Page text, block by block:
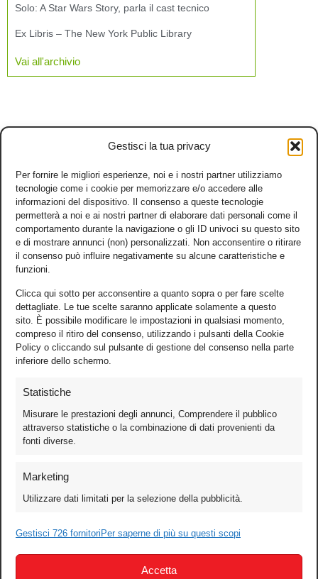
Gestisci la tua privacy
Per fornire le migliori esperienze, noi e i nostri partner utilizziamo
tecnologie come i cookie per memorizzare e/o accedere alle
informazioni del dispositivo. Il consenso a queste tecnologie
permetterà a noi e ai nostri partner di elaborare dati personali come il
comportamento durante la navigazione o gli ID univoci su questo sito
e di mostrare annunci (non) personalizzati. Non acconsentire o ritirare
il consenso può influire negativamente su alcune caratteristiche e
funzioni.
Clicca qui sotto per acconsentire a quanto sopra o per fare scelte
dettagliate. Le tue scelte saranno applicate solamente a questo
sito. È possibile modificare le impostazioni in qualsiasi momento,
compreso il ritiro del consenso, utilizzando i pulsanti della Cookie
Policy o cliccando sul pulsante di gestione del consenso nella parte
inferiore dello schermo.
Statistiche
Misurare le prestazioni degli annunci, Comprendere il pubblico
attraverso statistiche o la combinazione di dati provenienti da
fonti diverse.
Marketing
Utilizzare dati limitati per la selezione della pubblicità.
Gestisci 726 fornitori Per saperne di più su questi scopi
Accetta
Solo: A Star Wars Story, parla il cast tecnico
Ex Libris – The New York Public Library
Vai all'archivio
Games
Test